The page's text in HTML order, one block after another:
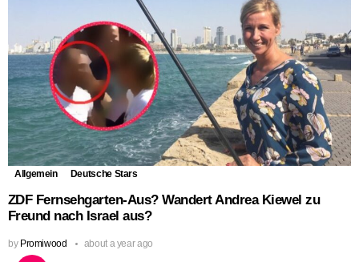
Allgemein Deutsche Stars
ZDF Fernsehgarten-Aus? Wandert Andrea Kiewel zu
Freund nach Israel aus?
by Promiwood about a year ago